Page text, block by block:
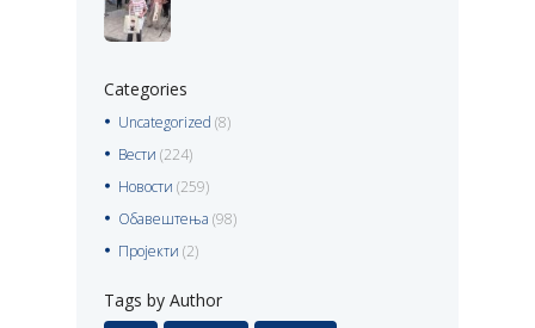
Categories
Uncategorized (8)
Вести (224)
Новости (259)
Обавештења (98)
Пројекти (2)
Tags by Author